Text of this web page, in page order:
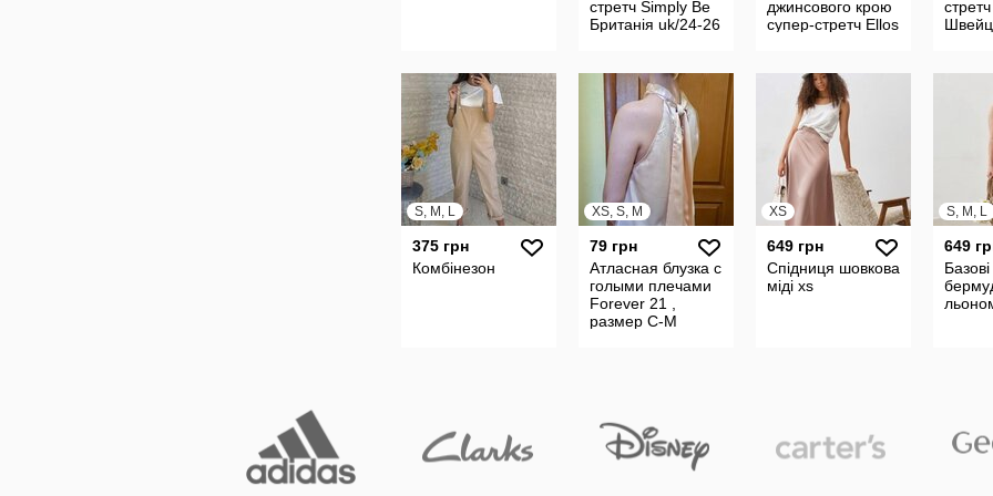
стретч Simply Be
Британія uk/24-26
джинсового крою
супер-стретч Ellos
S, M, L
375 грн
Комбінезон
XS, S, M
79 грн
Атласная блузка с
голыми плечами
Forever 21 ,
размер С-М
XS
649 грн
Спідниця шовкова
міді хs
S, M, L
649